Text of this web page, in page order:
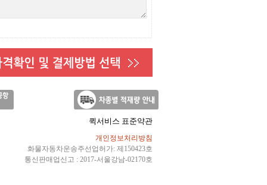
퀵서비스 표준약관
개인정보처리방침
화물자동차운송주선업허가: 제150423호
통신판매업신고 : 2017-서울강남-02170호